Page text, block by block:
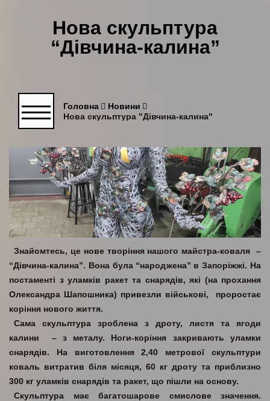
Нова скульптура
“Дівчина-калина”
Головна
Новини
Нова скульптура "Дівчина-калина"
Знайомтесь, це нове творіння нашого майстра-коваля –
“Дівчина-калина”. Вона була “народжена” в Запоріжжі. На
постаменті з уламків ракет та снарядів, які (на прохання
Олександра Шапошника) привезли військові, проростає
коріння нового життя.
Сама скульптура зроблена з дроту, листя та ягоди
калини – з металу. Ноги-коріння закривають уламки
снарядів. На виготовлення 2,40 метрової скульптури
коваль витратив біля місяця, 60 кг дроту та приблизно
300 кг уламків снарядів та ракет, що пішли на основу.
Скульптура має багатошарове смислове значення.